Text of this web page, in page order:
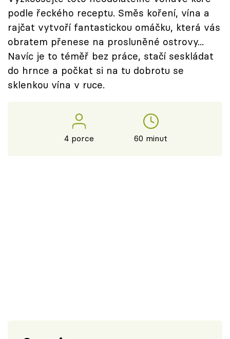
Sledujte prima+
Přihlášení
Sledujte nás
podle řeckého receptu. Směs koření, vína a
rajčat vytvoří fantastickou omáčku, která vás
obratem přenese na prosluněné ostrovy...
Navíc je to téměř bez práce, stačí seskládat
do hrnce a počkat si na tu dobrotu se
sklenkou vína v ruce.
4 porce 60 minut